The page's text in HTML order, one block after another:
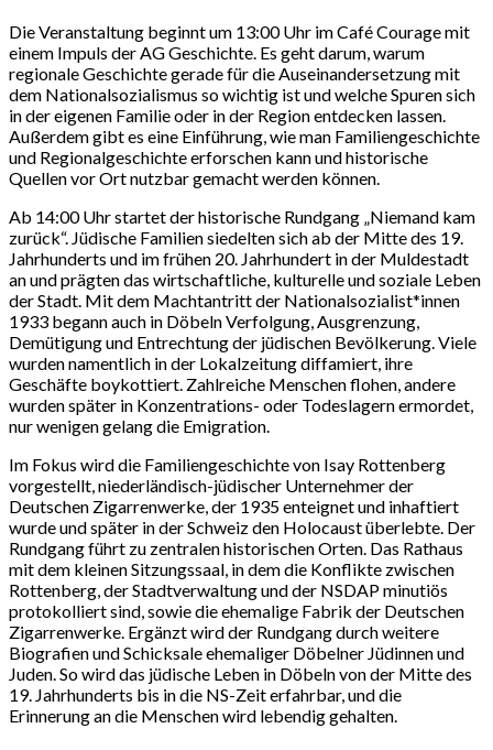
Die Veranstaltung beginnt um 13:00 Uhr im Café Courage mit
einem Impuls der AG Geschichte. Es geht darum, warum
regionale Geschichte gerade für die Auseinandersetzung mit
dem Nationalsozialismus so wichtig ist und welche Spuren sich
in der eigenen Familie oder in der Region entdecken lassen.
Außerdem gibt es eine Einführung, wie man Familiengeschichte
und Regionalgeschichte erforschen kann und historische
Quellen vor Ort nutzbar gemacht werden können.
Ab 14:00 Uhr startet der historische Rundgang „Niemand kam
zurück“. Jüdische Familien siedelten sich ab der Mitte des 19.
Jahrhunderts und im frühen 20. Jahrhundert in der Muldestadt
an und prägten das wirtschaftliche, kulturelle und soziale Leben
der Stadt. Mit dem Machtantritt der Nationalsozialist*innen
1933 begann auch in Döbeln Verfolgung, Ausgrenzung,
Demütigung und Entrechtung der jüdischen Bevölkerung. Viele
wurden namentlich in der Lokalzeitung diffamiert, ihre
Geschäfte boykottiert. Zahlreiche Menschen flohen, andere
wurden später in Konzentrations- oder Todeslagern ermordet,
nur wenigen gelang die Emigration.
Im Fokus wird die Familiengeschichte von Isay Rottenberg
vorgestellt, niederländisch-jüdischer Unternehmer der
Deutschen Zigarrenwerke, der 1935 enteignet und inhaftiert
wurde und später in der Schweiz den Holocaust überlebte. Der
Rundgang führt zu zentralen historischen Orten. Das Rathaus
mit dem kleinen Sitzungssaal, in dem die Konflikte zwischen
Rottenberg, der Stadtverwaltung und der NSDAP minutiös
protokolliert sind, sowie die ehemalige Fabrik der Deutschen
Zigarrenwerke. Ergänzt wird der Rundgang durch weitere
Biografien und Schicksale ehemaliger Döbelner Jüdinnen und
Juden. So wird das jüdische Leben in Döbeln von der Mitte des
19. Jahrhunderts bis in die NS-Zeit erfahrbar, und die
Erinnerung an die Menschen wird lebendig gehalten.